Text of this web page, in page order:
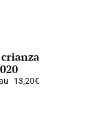
13,20€